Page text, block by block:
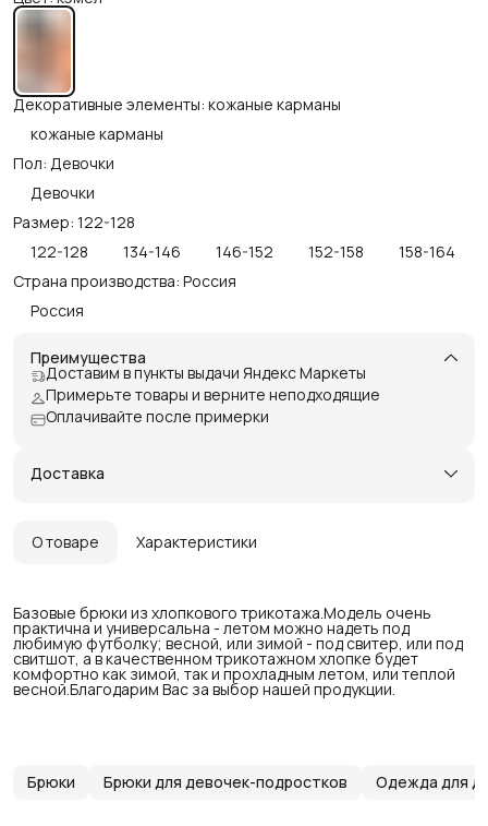
Декоративные элементы: кожаные карманы
кожаные карманы
Пол: Девочки
Девочки
Размер: 122-128
122-128
134-146 146-152 152-158
158-164
Страна производства: Россия
Россия
Преимущества
Доставим в пункты выдачи Яндекс Маркеты
Примерьте товары и верните неподходящие
Оплачивайте после примерки
Доставка
О товаре Характеристики
Базовые брюки из хлопкового трикотажа.Модель очень
практична и универсальна - летом можно надеть под
любимую футболку; весной, или зимой - под свитер, или под
свитшот, а в качественном трикотажном хлопке будет
комфортно как зимой, так и прохладным летом, или теплой
весной.Благодарим Вас за выбор нашей продукции.
Брюки Брюки для девочек-подростков Одежда для